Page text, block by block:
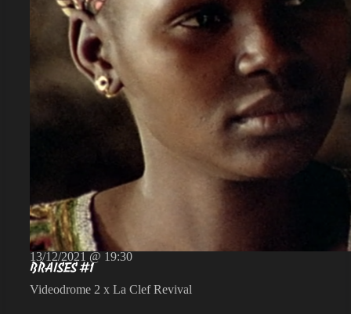
13/12/2021 @ 19:30
BRAISES #1
Videodrome 2 x La Clef Revival